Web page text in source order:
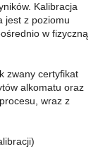
Kalibracja
jest z poziomu
w fizyczną
zwany certyfikat
alkomatu oraz
wraz z